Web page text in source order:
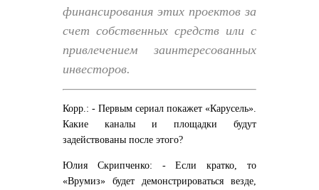
финансирования этих проектов за
счет собственных средств или с
привлечением заинтересованных
инвесторов.
Корр.: - Первым сериал покажет «Карусель».
Какие каналы и площадки будут
задействованы после этого?
Юлия Скрипченко: - Если кратко, то
«Врумиз» будет демонстрироваться везде,